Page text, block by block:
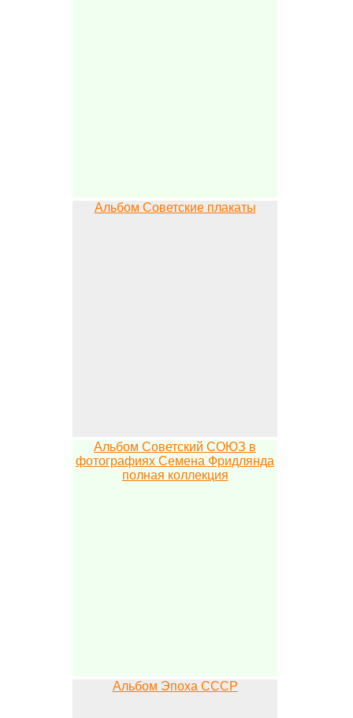
Альбом Советские плакаты
Альбом Советский СОЮЗ в
фотографиях Семена Фридлянда
полная коллекция
Альбом Эпоха СССР